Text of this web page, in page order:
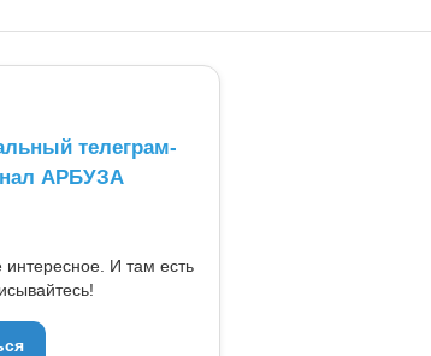
телеграм-
АРБУЗА
интересное. И там есть